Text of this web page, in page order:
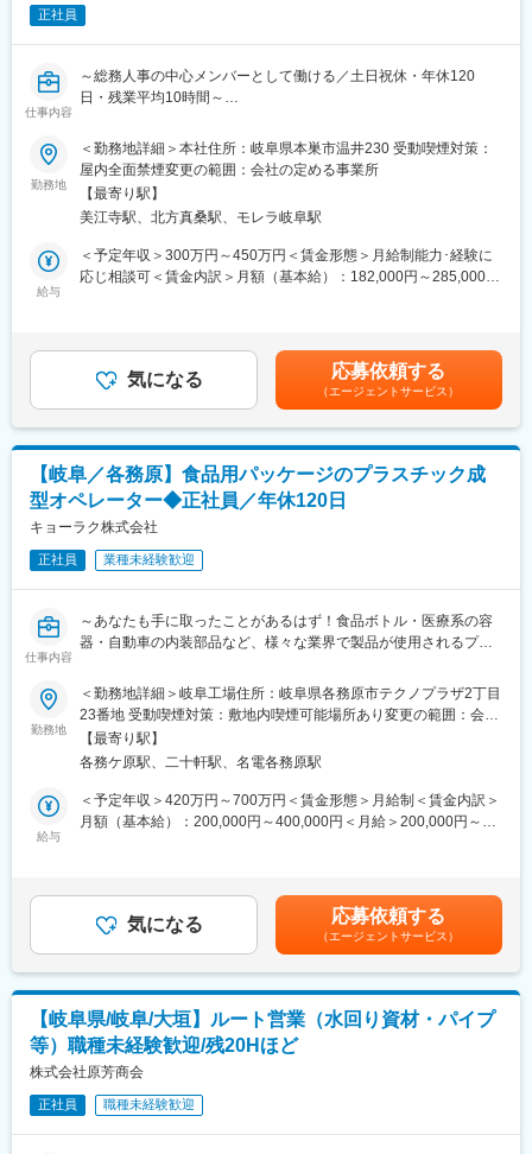
るため、意見やアイデアを発揮できるやりがいが味わえます。
・競合他社も少ない業界のため、珍しい工程や新しい知識に触れ
変更の範囲：会社の定める業務
OJT教育、定期的な研修・勉強会、先輩同行、目標管理とフィー
ドバック制度によって、状況に合わせた能力開発が可能です。
■商談事例：
・お客様から新社屋建設のご相談を受け、働きやすさや、将来展
・専門部署と連携し、オフィス家具のレイアウトから、ICT関連
（ネットワークなど）まで総合的にサポートし、理想の新社屋・
オフィスを実現
(1)働く環境：営業部門が公共と民間に分かれ、地域密着で事業展
開し、地元の優良企業としての地位を確立しています。落ち着い
会社を目指しており、複数の会社に頼まなくても当社だけで全て
が整う会社を目指しています。ワンストップでボールペン1本から
オフィスに必要なもの全てを取り扱え、ただ商品を売るのではな
く「商社」としてあらゆる課題に解決策を持って活動していま
す。
変更の範囲：会社の定める業務
正社員
仕事内容
～総務人事の中心メンバーとして働ける／土日祝休・年休120
日・残業平均10時間～
■魅力ポイント
・当社が取り扱う配管部材は、給排水・空調・ガス設備などに使
用され、ビル・工場・プラント・造船など幅広い分野で活用され
ています。建設時だけでなくメンテナンス需要も高く、安定した
ニーズがあります。
また、中国・韓国メーカーとの直接貿易による価格競争力に加
え、森松工業グループ企業としての安定した経営基盤も当社の強
みです。
■業務内容
総務・人事業務を中心に、バックオフィス全般を幅広く担当して
主な業務内容
・採用業務（求人掲載、応募者対応、面接日程調整 など）
・社内規程・各種書類の管理
・備品、社有車、契約、保険関係の管理
・社内行事、会議運営サポート
・業務改善・社内ルール整備
■組織構成
管理部には「総務経理課（4名）」および「システム課（2名）」
が在籍しています。
今後は総務人事機能の集約・体制強化を進めていく予定です。
今回の募集は、その中心メンバーとして新たな体制づくりを担っ
入社後は簡単な研修を実施し、その後は先輩社員によるOJTを中
心に業務を習得していただきます。
これまでの総務・人事経験を活かしながら主体的に業務へ取り組
み、必要に応じて業務改善や仕組みづくりにも携わっていただく
ことを期待しています。
未経験の業務や当社独自の運用については、慣れるまで周囲がし
っかりフォローしますので、安心して業務に取り組める環境で
す。
■働く環境
勤務地
＜勤務地詳細＞本社住所：岐阜県本巣市温井230 受動喫煙対策：
屋内全面禁煙変更の範囲：会社の定める事業所
【最寄り駅】
美江寺駅、北方真桑駅、モレラ岐阜駅
給与
＜予定年収＞300万円～450万円＜賃金形態＞月給制能力･経験に
応じ相談可＜賃金内訳＞月額（基本給）：182,000円～285,000円
があります。月給(月額)は固定手当を含めた表記です。
気になる 応募依頼する
（エージェントサービス）
【岐阜／各務原】食品用パッケージのプラスチック成
型オペレーター◆正社員／年休120日
キョーラク株式会社
正社員 業種未経験歓迎
仕事内容
～あなたも手に取ったことがあるはず！食品ボトル・医療系の容
器・自動車の内装部品など、様々な業界で製品が使用されるプラ
★ポイント★
◇製造経験を活かし、安定基盤でキャリアを磨きたい方にオスス
メ
手順書を完備しており、プラスチックの経験がなくともしっかり
とキャッチアップができる環境です
◇冷暖房完備／機械の近くが暑くなることもありますが、製造現
場は空調が効いています！
◇大手企業と取引あり！誰もが知るあの有名商品を影から支える
やりがいがあります◎
■業務詳細：
（1）プラスチック成形機等の機械操作
形に成型します。
勤務地
＜勤務地詳細＞岐阜工場住所：岐阜県各務原市テクノプラザ2丁目
23番地 受動喫煙対策：敷地内喫煙可能場所あり変更の範囲：会社
の定める事業所
【最寄り駅】
各務ケ原駅、二十軒駅、名電各務原駅
給与
＜予定年収＞420万円～700万円＜賃金形態＞月給制＜賃金内訳＞
月額（基本給）：200,000円～400,000円＜月給＞200,000円～
も目安の金額であり、選考を通じて上下する可能性があります。
月給(月額)は固定手当を含めた表記です。
気になる 応募依頼する
（エージェントサービス）
【岐阜県/岐阜/大垣】ルート営業（水回り資材・パイプ
等）職種未経験歓迎/残20Hほど
株式会社原芳商会
正社員 職種未経験歓迎